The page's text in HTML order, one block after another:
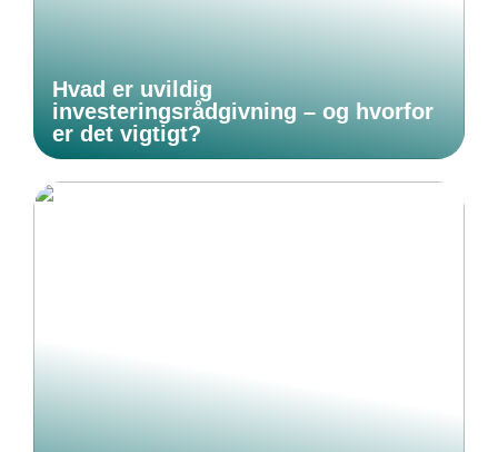
Hvad er uvildig
investeringsrådgivning – og hvorfor
er det vigtigt?